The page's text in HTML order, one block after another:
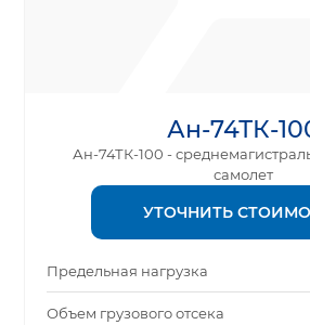
Ан-74ТК-
Ан-74ТК-100 -
самолет
УТОЧНИТЬ
Предельная нагрузка
Объем грузового отсека